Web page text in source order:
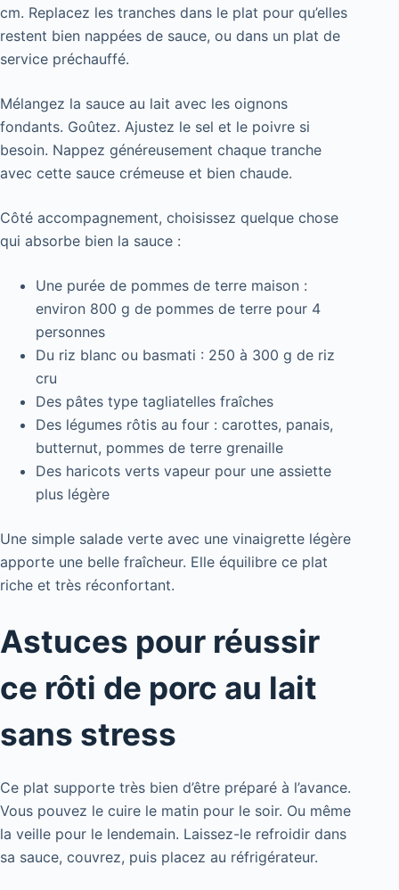
cm. Replacez les tranches dans le plat pour qu’elles
restent bien nappées de sauce, ou dans un plat de
service préchauffé.
Mélangez la sauce au lait avec les oignons
fondants. Goûtez. Ajustez le sel et le poivre si
besoin. Nappez généreusement chaque tranche
avec cette sauce crémeuse et bien chaude.
Côté accompagnement, choisissez quelque chose
qui absorbe bien la sauce :
Une purée de pommes de terre maison :
environ 800 g de pommes de terre pour 4
personnes
Du riz blanc ou basmati : 250 à 300 g de riz
cru
Des pâtes type tagliatelles fraîches
Des légumes rôtis au four : carottes, panais,
butternut, pommes de terre grenaille
Des haricots verts vapeur pour une assiette
plus légère
Une simple salade verte avec une vinaigrette légère
apporte une belle fraîcheur. Elle équilibre ce plat
riche et très réconfortant.
Astuces pour réussir
ce rôti de porc au lait
sans stress
Ce plat supporte très bien d’être préparé à l’avance.
Vous pouvez le cuire le matin pour le soir. Ou même
la veille pour le lendemain. Laissez-le refroidir dans
sa sauce, couvrez, puis placez au réfrigérateur.